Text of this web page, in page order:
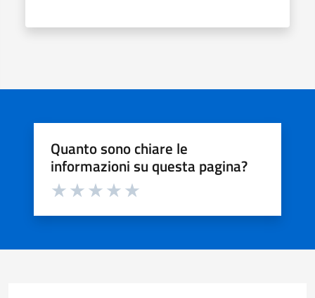
Quanto sono chiare le
informazioni su questa pagina?
Valuta da 1 a 5 stelle la pagina